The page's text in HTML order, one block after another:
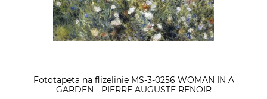
Fototapeta na flizelinie MS-3-0256 WOMAN IN A
GARDEN - PIERRE AUGUSTE RENOIR